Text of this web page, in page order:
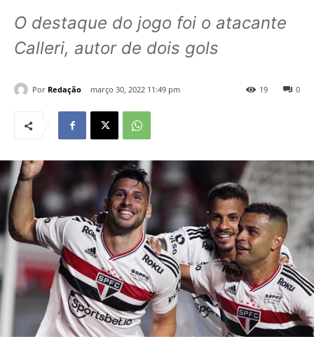
O destaque do jogo foi o atacante
Calleri, autor de dois gols
Por Redação março 30, 2022 11:49 pm 0
19